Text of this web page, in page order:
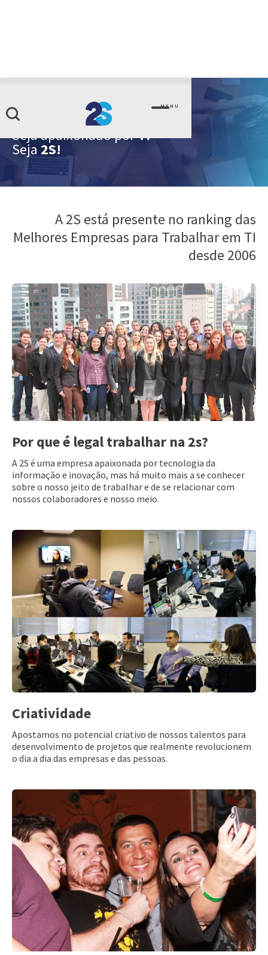
MENU
Seja parte de um
Seja apaixonado porTI
Seja 2S!
A 2S está presente no ranking das
Melhores Empresas para Trabalhar em TI
desde 2006
Por que é legal trabalhar na 2s?
A 2S é uma empresa apaixonada por tecnologia da
informação e inovação, mas há muito mais a se conhecer
sobre o nosso jeito de trabalhar e de se relacionar com
nossos colaboradores e nosso meio.
Criatividade
Apostamos no potencial criativo de nossos talentos para
desenvolvimento de projetos que realmente revolucionem
o dia a dia das empresas e das pessoas.